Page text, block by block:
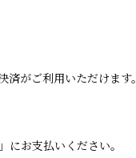
がご利用いただけます。
お支払いください。